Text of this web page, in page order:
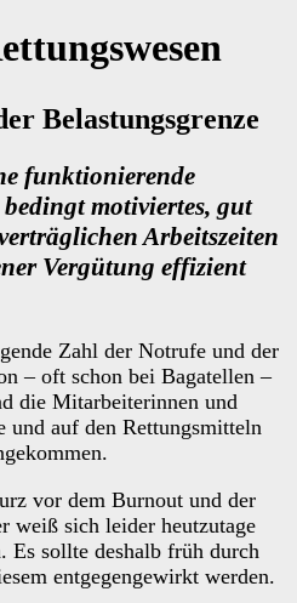
Belastungsgrenze
funktionierende
motiviertes, gut
Arbeitszeiten
Vergütung effizient
Zahl der Notrufe und der
– oft schon bei Bagatellen –
die Mitarbeiterinnen und
auf den Rettungsmitteln
vor dem Burnout und der
weiß sich leider heutzutage
Es sollte deshalb früh durch
entgegengewirkt werden.